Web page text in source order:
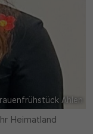
Ahlen
Heimatland
um
speichern.